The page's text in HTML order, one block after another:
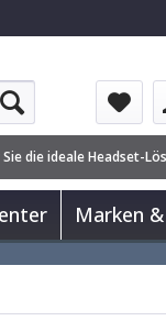
die ideale Headset-
Marken